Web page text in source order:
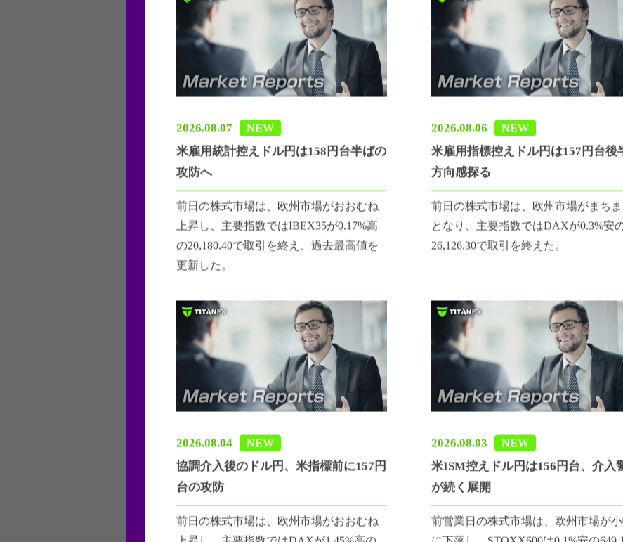
NEW
米雇用統計控えドル円は158円台半ばの
攻防へ
前日の株式市場は、欧州市場がおおむね
上昇し、主要指数ではIBEX35が0.17%高
の20,180.40で取引を終え、過去最高値を
更新した。
NEW
米雇用指標控えドル円は157円台後
方向感探る
前日の株式市場は、欧州市場がまちま
となり、主要指数ではDAXが0.3%安の
26,126.30で取引を終えた。
2026.08.04 NEW
協調介入後のドル円、米指標前に157円
台の攻防
前日の株式市場は、欧州市場がおおむね
2026.08.03 NEW
米ISM控えドル円は156円台、介入
が続く展開
前営業日の株式市場は、欧州市場が